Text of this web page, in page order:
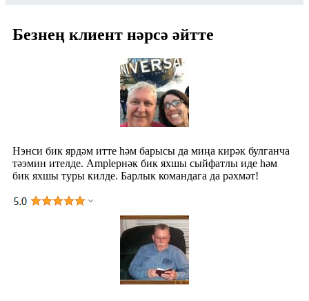
Безнең клиент нәрсә әйтте
Нэнси бик ярдәм итте һәм барысы да миңа кирәк булганча
тәэмин ителде. Ampleрнәк бик яхшы сыйфатлы иде һәм
бик яхшы туры килде. Барлык командага да рәхмәт!